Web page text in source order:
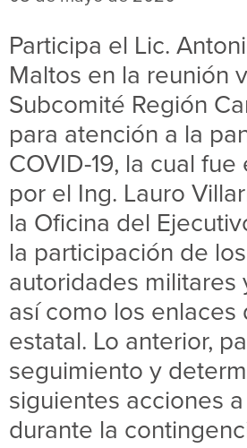
Participa el Lic.
Maltos en la reunión
Subcomité Región
para atención a la
COVID-19, la cual
por el Ing. Lauro
la Oficina del
la participación de
autoridades militares
así como los
estatal. Lo anterior,
seguimiento y
siguientes acciones
durante la